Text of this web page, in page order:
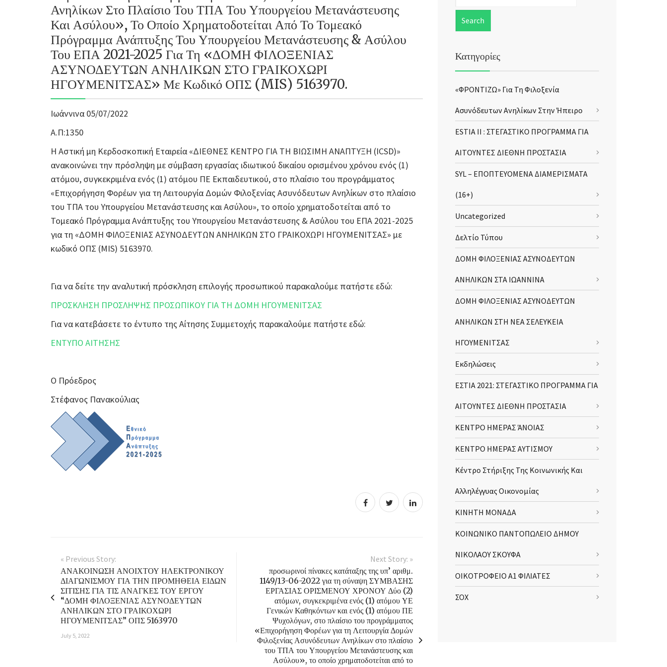
Ανηλίκων Στο Πλαίσιο Του ΤΠΑ Του Υπουργείου Μετανάστευσης
Και Ασύλου», Το Οποίο Χρηματοδοτείται Από Το Τομεακό
Πρόγραμμα Ανάπτυξης Του Υπουργείου Μετανάστευσης & Ασύλου
Του ΕΠΑ 2021-2025 Για Τη «ΔΟΜΗ ΦΙΛΟΞΕΝΙΑΣ
ΑΣΥΝΟΔΕΥΤΩΝ ΑΝΗΛΙΚΩΝ ΣΤΟ ΓΡΑΙΚΟΧΩΡΙ
ΗΓΟΥΜΕΝΙΤΣΑΣ» Με Κωδικό ΟΠΣ (MIS) 5163970.
Ιωάννινα 05/07/2022
Α.Π:1350
Η Αστική μη Κερδοσκοπική Εταιρεία «ΔΙΕΘΝΕΣ ΚΕΝΤΡΟ ΓΙΑ ΤΗ ΒΙΩΣΙΜΗ ΑΝΑΠΤΥΞΗ (ICSD)»
ανακοινώνει την πρόσληψη με σύμβαση εργασίας ιδιωτικού δικαίου ορισμένου χρόνου ενός (1)
ατόμου, συγκεκριμένα ενός (1) ατόμου ΠΕ Εκπαιδευτικού, στο πλαίσιο του προγράμματος
«Επιχορήγηση Φορέων για τη Λειτουργία Δομών Φιλοξενίας Ασυνόδευτων Ανηλίκων στο πλαίσιο
του ΤΠΑ του Υπουργείου Μετανάστευσης και Ασύλου», το οποίο χρηματοδοτείται από το
Τομεακό Πρόγραμμα Ανάπτυξης του Υπουργείου Μετανάστευσης & Ασύλου του ΕΠΑ 2021-2025
για τη «ΔΟΜΗ ΦΙΛΟΞΕΝΙΑΣ ΑΣΥΝΟΔΕΥΤΩΝ ΑΝΗΛΙΚΩΝ ΣΤΟ ΓΡΑΙΚΟΧΩΡΙ ΗΓΟΥΜΕΝΙΤΣΑΣ» με
κωδικό ΟΠΣ (MIS) 5163970.
Για να δείτε την αναλυτική πρόσκληση επιλογής προσωπικού παρακαλούμε πατήστε εδώ:
ΠΡΟΣΚΛΗΣΗ ΠΡΟΣΛΗΨΗΣ ΠΡΟΣΩΠΙΚΟΥ ΓΙΑ ΤΗ ΔΟΜΗ ΗΓΟΥΜΕΝΙΤΣΑΣ
Για να κατεβάσετε το έντυπο της Αίτησης Συμμετοχής παρακαλούμε πατήστε εδώ:
ΕΝΤΥΠΟ ΑΙΤΗΣΗΣ
Ο Πρόεδρος
Στέφανος Πανακούλιας
« Previous Story:
ΑΝΑΚΟΙΝΩΣΗ ΑΝΟΙΧΤΟΥ ΗΛΕΚΤΡΟΝΙΚΟΥ
ΔΙΑΓΩΝΙΣΜΟΥ ΓΙΑ ΤΗΝ ΠΡΟΜΗΘΕΙΑ ΕΙΔΩΝ
ΣΙΤΙΣΗΣ ΓΙΑ ΤΙΣ ΑΝΑΓΚΕΣ ΤΟΥ ΕΡΓΟΥ
“ΔΟΜΗ ΦΙΛΟΞΕΝΙΑΣ ΑΣΥΝΟΔΕΥΤΩΝ
ΑΝΗΛΙΚΩΝ ΣΤΟ ΓΡΑΙΚΟΧΩΡΙ
ΗΓΟΥΜΕΝΙΤΣΑΣ” ΟΠΣ 5163970
July 5, 2022
Next Story: »
προσωρινοί πίνακες κατάταξης της υπ’ αριθμ.
1149/13-06-2022 για τη σύναψη ΣΥΜΒΑΣΗΣ
ΕΡΓΑΣΙΑΣ ΟΡΙΣΜΕΝΟΥ ΧΡΟΝΟΥ Δύο (2)
ατόμων, συγκεκριμένα ενός (1) ατόμου ΥΕ
Γενικών Καθηκόντων και ενός (1) ατόμου ΠΕ
Ψυχολόγων, στο πλαίσιο του προγράμματος
«Επιχορήγηση Φορέων για τη Λειτουργία Δομών
Φιλοξενίας Ασυνόδευτων Ανηλίκων στο πλαίσιο
του ΤΠΑ του Υπουργείου Μετανάστευσης και
Ασύλου», το οποίο χρηματοδοτείται από το
Κατηγορίες
«ΦΡΟΝΤΙΖΩ» Για Τη Φιλοξενία
Ασυνόδευτων Ανηλίκων Στην Ήπειρο
ESTIA II : ΣΤΕΓΑΣΤΙΚΟ ΠΡΟΓΡΑΜΜΑ ΓΙΑ
ΑΙΤΟΥΝΤΕΣ ΔΙΕΘΝΗ ΠΡΟΣΤΑΣΙΑ
SYL – ΕΠΟΠΤΕΥΟΜΕΝΑ ΔΙΑΜΕΡΙΣΜΑΤΑ
(16+)
Uncategorized
Δελτίο Τύπου
ΔΟΜΗ ΦΙΛΟΞΕΝΙΑΣ ΑΣΥΝΟΔΕΥΤΩΝ
ΑΝΗΛΙΚΩΝ ΣΤΑ ΙΩΑΝΝΙΝΑ
ΔΟΜΗ ΦΙΛΟΞΕΝΙΑΣ ΑΣΥΝΟΔΕΥΤΩΝ
ΑΝΗΛΙΚΩΝ ΣΤΗ ΝΕΑ ΣΕΛΕΥΚΕΙΑ
ΗΓΟΥΜΕΝΙΤΣΑΣ
Εκδηλώσεις
ΕΣΤΙΑ 2021: ΣΤΕΓΑΣΤΙΚΟ ΠΡΟΓΡΑΜΜΑ ΓΙΑ
ΑΙΤΟΥΝΤΕΣ ΔΙΕΘΝΗ ΠΡΟΣΤΑΣΙΑ
ΚΕΝΤΡΟ ΗΜΕΡΑΣ ΆΝΟΙΑΣ
ΚΕΝΤΡΟ ΗΜΕΡΑΣ ΑΥΤΙΣΜΟΥ
Κέντρο Στήριξης Της Κοινωνικής Και
Αλληλέγγυας Οικονομίας
ΚΙΝΗΤΗ ΜΟΝΑΔΑ
ΚΟΙΝΩΝΙΚΟ ΠΑΝΤΟΠΩΛΕΙΟ ΔΗΜΟΥ
ΝΙΚΟΛΑΟΥ ΣΚΟΥΦΑ
ΟΙΚΟΤΡΟΦΕΙΟ Α1 ΦΙΛΙΑΤΕΣ
ΣΟΧ